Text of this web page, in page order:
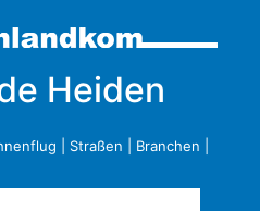
Heiden
Straßen Branchen